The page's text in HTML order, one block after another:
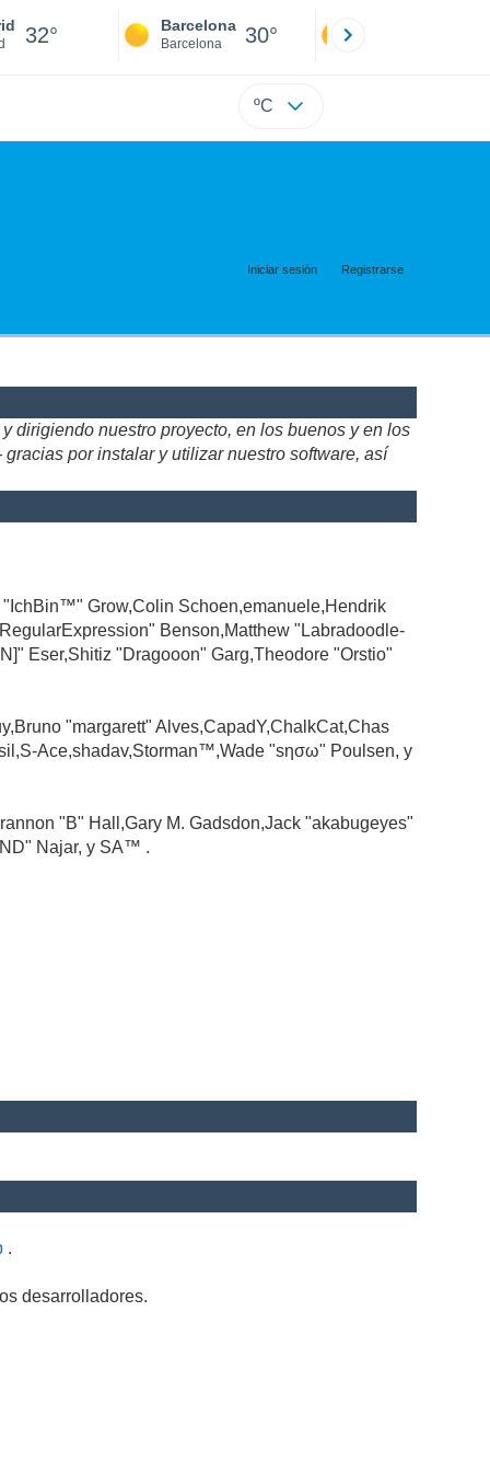
32° Barcelona
Barcelona 30°
ºC
Iniciar sesión Registrarse
dirigiendo nuestro proyecto, en los buenos y en los
por instalar y utilizar nuestro software, así
Grow,Colin Schoen,emanuele,Hendrik
Benson,Matthew "Labradoodle-
Eser,Shitiz "Dragooon" Garg,Theodore "Orstio"
"margarett" Alves,CapadY,ChalkCat,Chas
Ace,shadav,Storman™,Wade "sησω" Poulsen, y
"B" Hall,Gary M. Gadsdon,Jack "akabugeyes"
Najar, y SA™ .
.
desarrolladores.